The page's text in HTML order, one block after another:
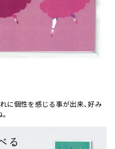
に個性を感じる事が出来、好み